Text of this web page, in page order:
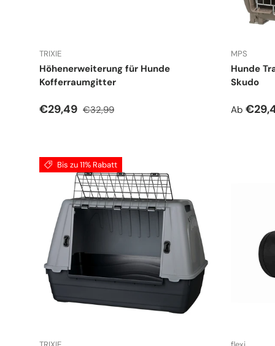
TRIXIE
Höhenerweiterung für Hunde
Kofferraumgitter
Verkaufspreis
€29,49 Normaler Preis
€32,99
MPS
Hunde
Skudo
Ab
Bis zu 11% Rabatt